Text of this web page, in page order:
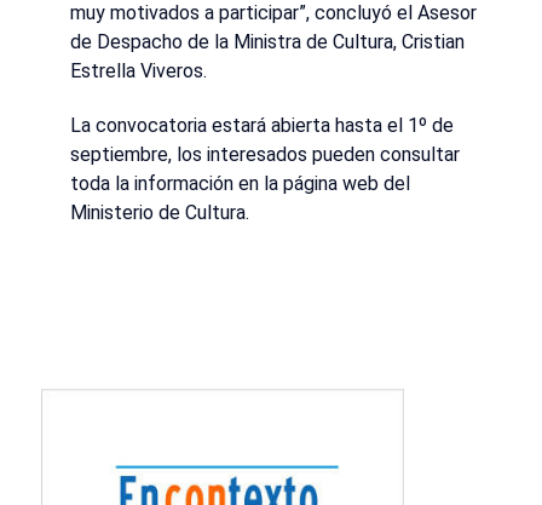
muy motivados a participar”, concluyó el Asesor
de Despacho de la Ministra de Cultura, Cristian
Estrella Viveros.
La convocatoria estará abierta hasta el 1º de
septiembre, los interesados pueden consultar
toda la información en la página web del
Ministerio de Cultura.